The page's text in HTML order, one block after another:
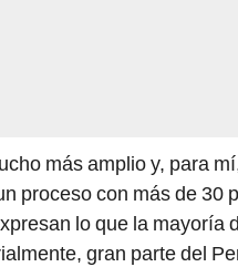
más amplio y, para
proceso con más de 30
lo que la mayoría
gran parte del